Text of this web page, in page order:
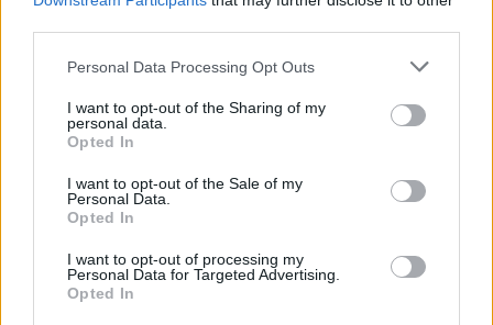
Please note that this website/app uses one or more Google
not limited to your visit or usage behaviour. You may click to
grant or deny consent to Google and its third-party tags to
use your data for below specified purposes in below Google
consent section.
Personal Data Processing Opt Outs
I want to opt-out of the Sharing of my
personal data.
Opted In
I want to opt-out of the Sale of my
Personal Data.
Opted In
I want to opt-out of processing my
Personal Data for Targeted Advertising.
Opted In
Aimarketingugynokseg.hu Reviews •
Real Client Stories & Trust in AI
Marketing
Tóth Attila Alkatrészes•2026. június 05.
Aimarketingugynokseg.hu Reviews & Case Studies •
Real Client Results in AI Marketing & SEO
AI AI Marketing Ügynökség
...